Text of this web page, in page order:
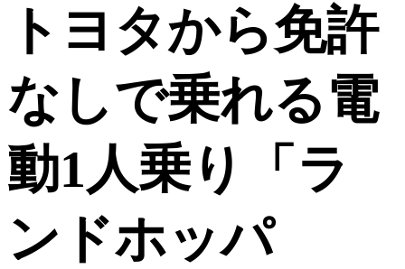
トヨタから免許
なしで乗れる電
動1人乗り「ラ
ンドホッパ